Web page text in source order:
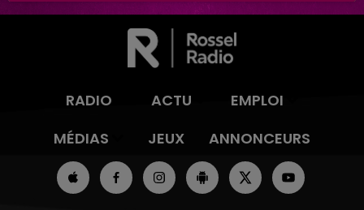
RADIO ACTU
EMPLOI
MÉDIAS
JEUX ANNONCEURS